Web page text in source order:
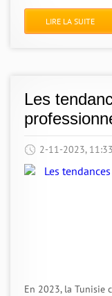
LIRE LA SUITE
Les
2-11-2023, 11:33
En 2023, la Tunisie